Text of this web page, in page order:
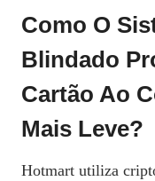
Como O
Blindado
Cartão Ao
Mais Leve?
Hotmart utiliza